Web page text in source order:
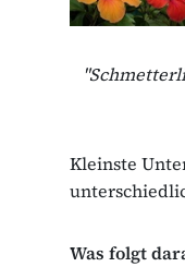
Kleinste
Was folgt